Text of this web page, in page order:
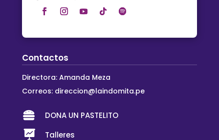
Contactos
Directora: Amanda Meza
Correos: direccion@laindomita.pe
 DONA UN PASTELITO
 Talleres